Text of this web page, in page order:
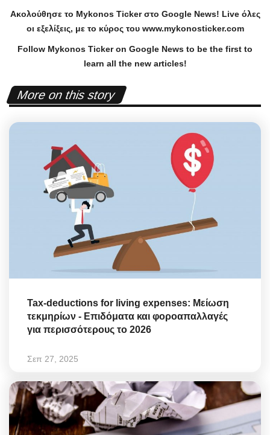
Ακολούθησε το Mykonos Tickerστο Google News! Liveόλες
οι εξελίξεις, με το κύρος του www.mykonosticker.com
Follow Mykonos Ticker on Google News to be the first to
learn all the new articles!
More on this story
Tax-deductions for living expenses: Μείωση
τεκμηρίων - Επιδόματα και φοροαπαλλαγές
για περισσότερους το 2026
Σεπ 27, 2025